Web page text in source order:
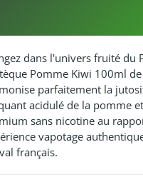
dans l'univers fruité du
Pomme Kiwi 100ml
parfaitement la
acidulé de la pomme
sans nicotine au
vapotage
français.